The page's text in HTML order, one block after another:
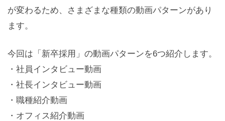
が変わるため、さまざまな種類の動画パターンがあり
ます。
今回は「新卒採用」の動画パターンを6つ紹介します。
・社員インタビュー動画
・社長インタビュー動画
・職種紹介動画
・オフィス紹介動画